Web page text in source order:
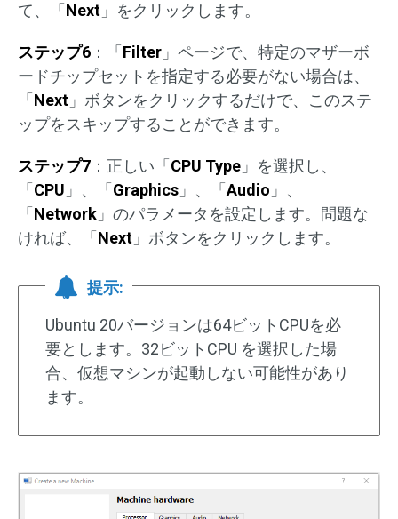
て、「 Next 」をクリックします。
ステップ6 ：「 Filter 」ページで、特定のマザーボ
ードチップセットを指定する必要がない場合は、
「 Next 」ボタンをクリックするだけで、このステ
ップをスキップすることができます。
ステップ7 ：正しい「 CPU Type 」を選択し、
「 CPU 」、「 Graphics 」、「 Audio 」、
「 Network 」のパラメータを設定します。問題な
ければ、「 Next 」ボタンをクリックします。
提示:
Ubuntu 20バージョンは64ビットCPUを必
要とします。32ビットCPU を選択した場
合、仮想マシンが起動しない可能性があり
ます。